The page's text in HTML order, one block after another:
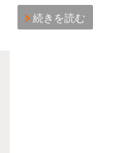
続きを読む